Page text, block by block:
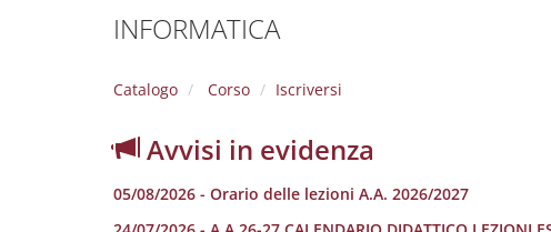
INFORMATICA
Catalogo Corso Iscriversi
Avvisi in evidenza
05/08/2026 - Orario delle lezioni A.A. 2026/2027